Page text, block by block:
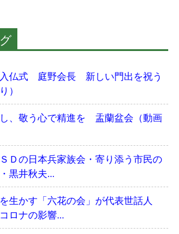
仏式 庭野会長 新しい門出を祝う
）
、敬う心で精進を 盂蘭盆会（動画
ＳＤの日本兵家族会・寄り添う市民の
黒井秋夫...
生かす「六花の会」が代表世話人
ロナの影響...